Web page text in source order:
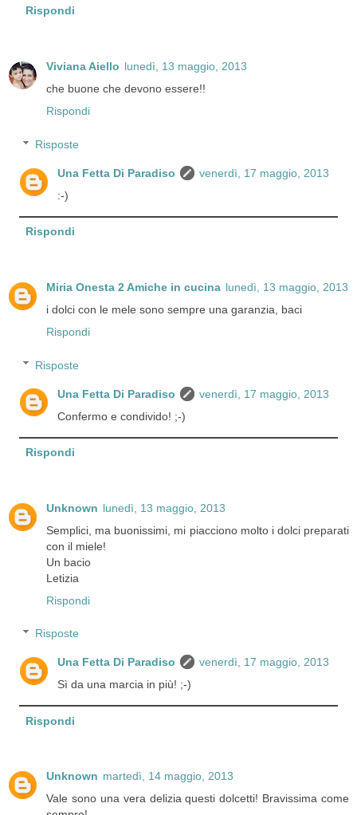
Rispondi
Viviana Aiello lunedì, 13 maggio, 2013
che buone che devono essere!!
Rispondi
Risposte
Una Fetta Di Paradiso
venerdì, 17 maggio, 2013
:-)
Rispondi
Miria Onesta 2 Amiche in cucina lunedì, 13 maggio, 2013
i dolci con le mele sono sempre una garanzia, baci
Rispondi
Risposte
Una Fetta Di Paradiso
venerdì, 17 maggio, 2013
Confermo e condivido! ;-)
Rispondi
Unknown lunedì, 13 maggio, 2013
Semplici, ma buonissimi, mi piacciono molto i dolci preparati
con il miele!
Un bacio
Letizia
Rispondi
Risposte
Una Fetta Di Paradiso
venerdì, 17 maggio, 2013
Sì da una marcia in più! ;-)
Rispondi
Unknown martedì, 14 maggio, 2013
Vale sono una vera delizia questi dolcetti! Bravissima come